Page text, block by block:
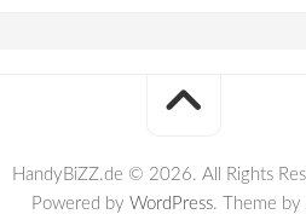
HandyBiZZ.de © 2026. All Rights
Powered by WordPress. Theme by